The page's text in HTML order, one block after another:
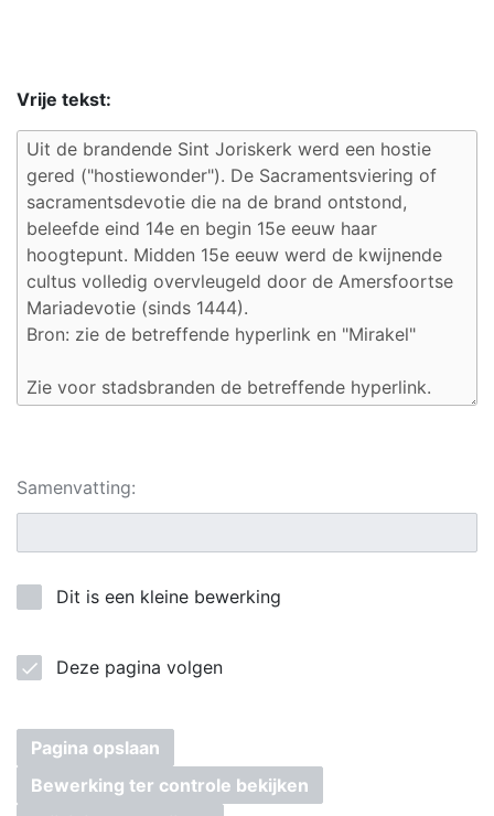
Vrije tekst:
Samenvatting:
Dit is een kleine bewerking
Deze pagina volgen
Pagina opslaan
Bewerking ter controle bekijken